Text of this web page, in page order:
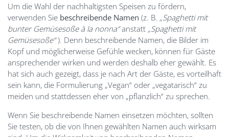
Um die Wahl der nachhaltigsten Speisen zu fördern,
verwenden Sie beschreibende Namen (z. B. „Spaghetti mit
bunter Gemüsesoße à la nonna“anstatt „ Spaghetti mit
Gemüsesoße“). Denn beschreibende Namen, die Bilder im
Kopf und möglicherweise Gefühle wecken, können für Gäste
ansprechender wirken und werden deshalb eher gewählt. Es
hat sich auch gezeigt, dass je nach Art der Gäste, es vorteilhaft
sein kann, die Formulierung „Vegan“ oder „vegatarisch“ zu
meiden und stattdessen eher von „pflanzlich“ zu sprechen.
Wenn Sie beschreibende Namen einsetzen möchten, sollten
Sie testen, ob die von Ihnen gewählten Namen auch wirksam